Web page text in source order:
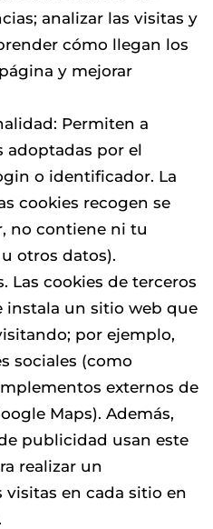
analizar las visitas y
cómo llegan los
y mejorar
Permiten a
adoptadas por el
o identificador. La
cookies recogen se
no contiene ni tu
otros datos).
Las cookies de terceros
instala un sitio web que
por ejemplo,
sociales (como
externos de
Maps). Además,
publicidad usan este
realizar un
en cada sitio en